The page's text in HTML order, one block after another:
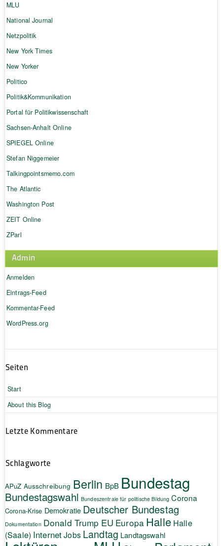
MLU
National Journal
Netzpolitik
New York Times
New Yorker
Politico
Politik&Kommunikation
Portal für Politikwissenschaft
Sachsen-Anhalt Online
SPIEGEL Online
Stefan Niggemeier
Talkingpointsmemo.com
The Atlantic
Washington Post
ZEIT Online
ZParl
Admin
Anmelden
Eintrags-Feed
Kommentar-Feed
WordPress.org
Seiten
Start
About this Blog
Letzte Kommentare
Schlagworte
APuZ Ausschreibung Berlin BpB Bundestag
Bundestagswahl Bundeszentrale für politische Bildung Corona
Corona-Krise Demokratie Deutscher Bundestag
Dokumentation Donald Trump EU Europa Halle Halle
(Saale) InternetJobs Landtag Landtagswahl